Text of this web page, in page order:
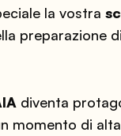
la vostra
preparazione
diventa
momento di